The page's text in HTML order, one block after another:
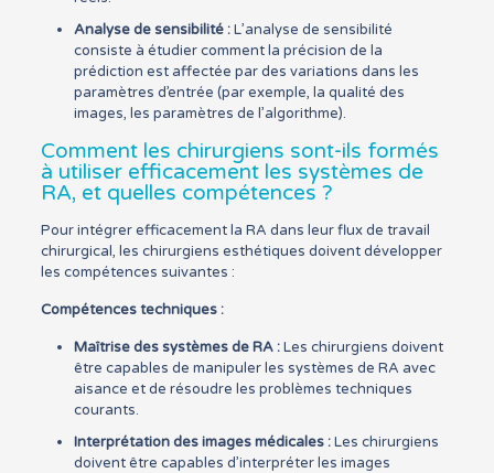
Analyse de sensibilité :L’analyse de sensibilité
consiste à étudier comment la précision de la
prédiction est affectée par des variations dans les
paramètres d’entrée (par exemple, la qualité des
images, les paramètres de l’algorithme).
Comment les chirurgiens sont-ils formés
à utiliser efficacement les systèmes de
RA, et quelles compétences ?
Pour intégrer efficacement la RA dans leur flux de travail
chirurgical, les chirurgiens esthétiques doivent développer
les compétences suivantes :
Compétences techniques :
Maîtrise des systèmes de RA :Les chirurgiens doivent
être capables de manipuler les systèmes de RA avec
aisance et de résoudre les problèmes techniques
courants.
Interprétation des images médicales :Les chirurgiens
doivent être capables d’interpréter les images